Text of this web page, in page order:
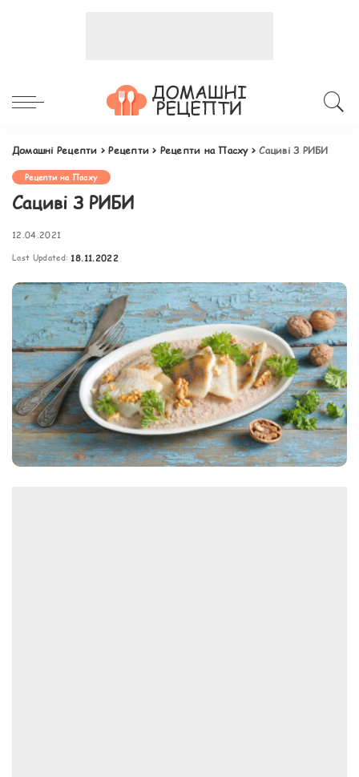
Домашні Рецепти >Рецепти > Рецепти на Пасху>Сациві З РИБИ
Рецепти на Пасху
Сациві З РИБИ
12.04.2021
Last Updated: 18.11.2022